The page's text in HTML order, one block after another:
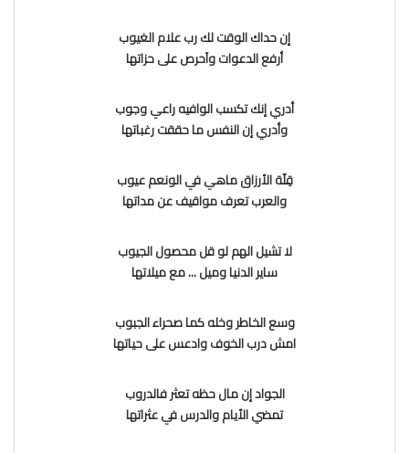
إن حداك الوقت لك رب علام الغيوب
أرفع الدعوات وآحرص على حزاتها
أدري إنك تكسب الوافيه راعي وجوب
وأدري إن النفس ما حققت رغباتها
قِلّة الأرزاق ماهي في الونعم عيوب
والعرب تعرف مواقيف عن مداتها
لا تشيل الهم لو قل محصول الجيوب
ساير الدنيا وميل ... مع ميلاتها
وسع الخاطر وخله كما صحراء الجبوب
امش درب الخوف وادعس على حياتها
الجواد إن مال حظه تعثر فالدروب
تمضي الأيام والدرس في عثراتها